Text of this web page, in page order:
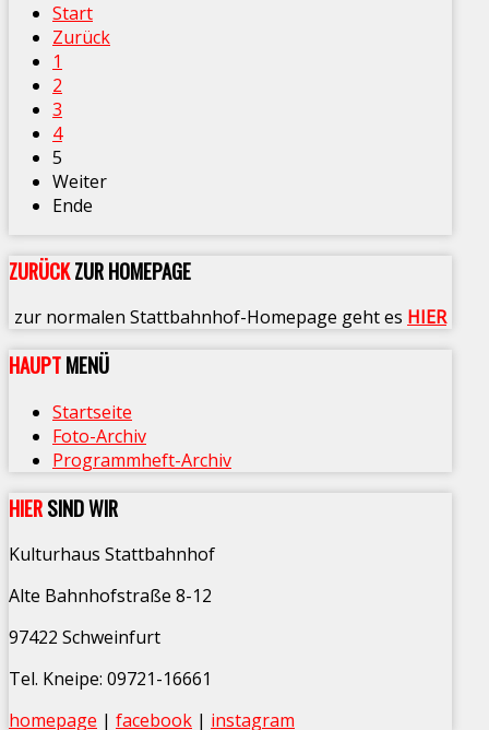
Start
Zurück
1
2
3
4
5
Weiter
Ende
ZURÜCKZUR HOMEPAGE
zur normalen Stattbahnhof-Homepage geht es HIER
HAUPTMENÜ
Startseite
Foto-Archiv
Programmheft-Archiv
HIERSIND WIR
Kulturhaus Stattbahnhof
Alte Bahnhofstraße 8-12
97422 Schweinfurt
Tel. Kneipe: 09721-16661
homepage | facebook | instagram